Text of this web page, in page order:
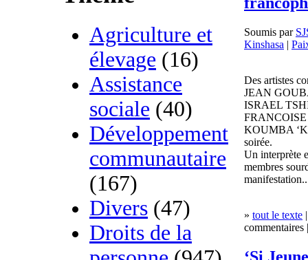
Agriculture et
élevage (16)
Assistance
sociale (40)
Développement
communautaire
(167)
Divers (47)
Droits de la
Soumis par
Kinshasa |
Des artistes
JEAN
ISRAEL
KOUMBA
soirée.
Un interprète
membres
» tout le texte
commentaires
‘Si